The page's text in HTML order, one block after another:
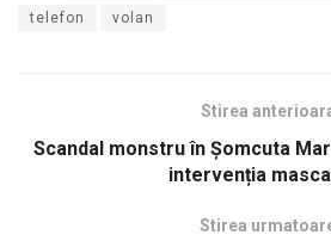
telefon volan
Stirea
Scandal monstru în Șomcuta
intervenția
Stirea